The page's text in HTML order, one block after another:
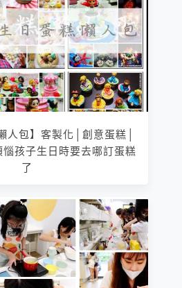
人包】客製化│創意蛋糕│
孩子生日時要去哪訂蛋糕
了